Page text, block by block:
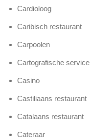
Cardioloog
Caribisch restaurant
Carpoolen
Cartografische service
Casino
Castiliaans restaurant
Catalaans restaurant
Cateraar